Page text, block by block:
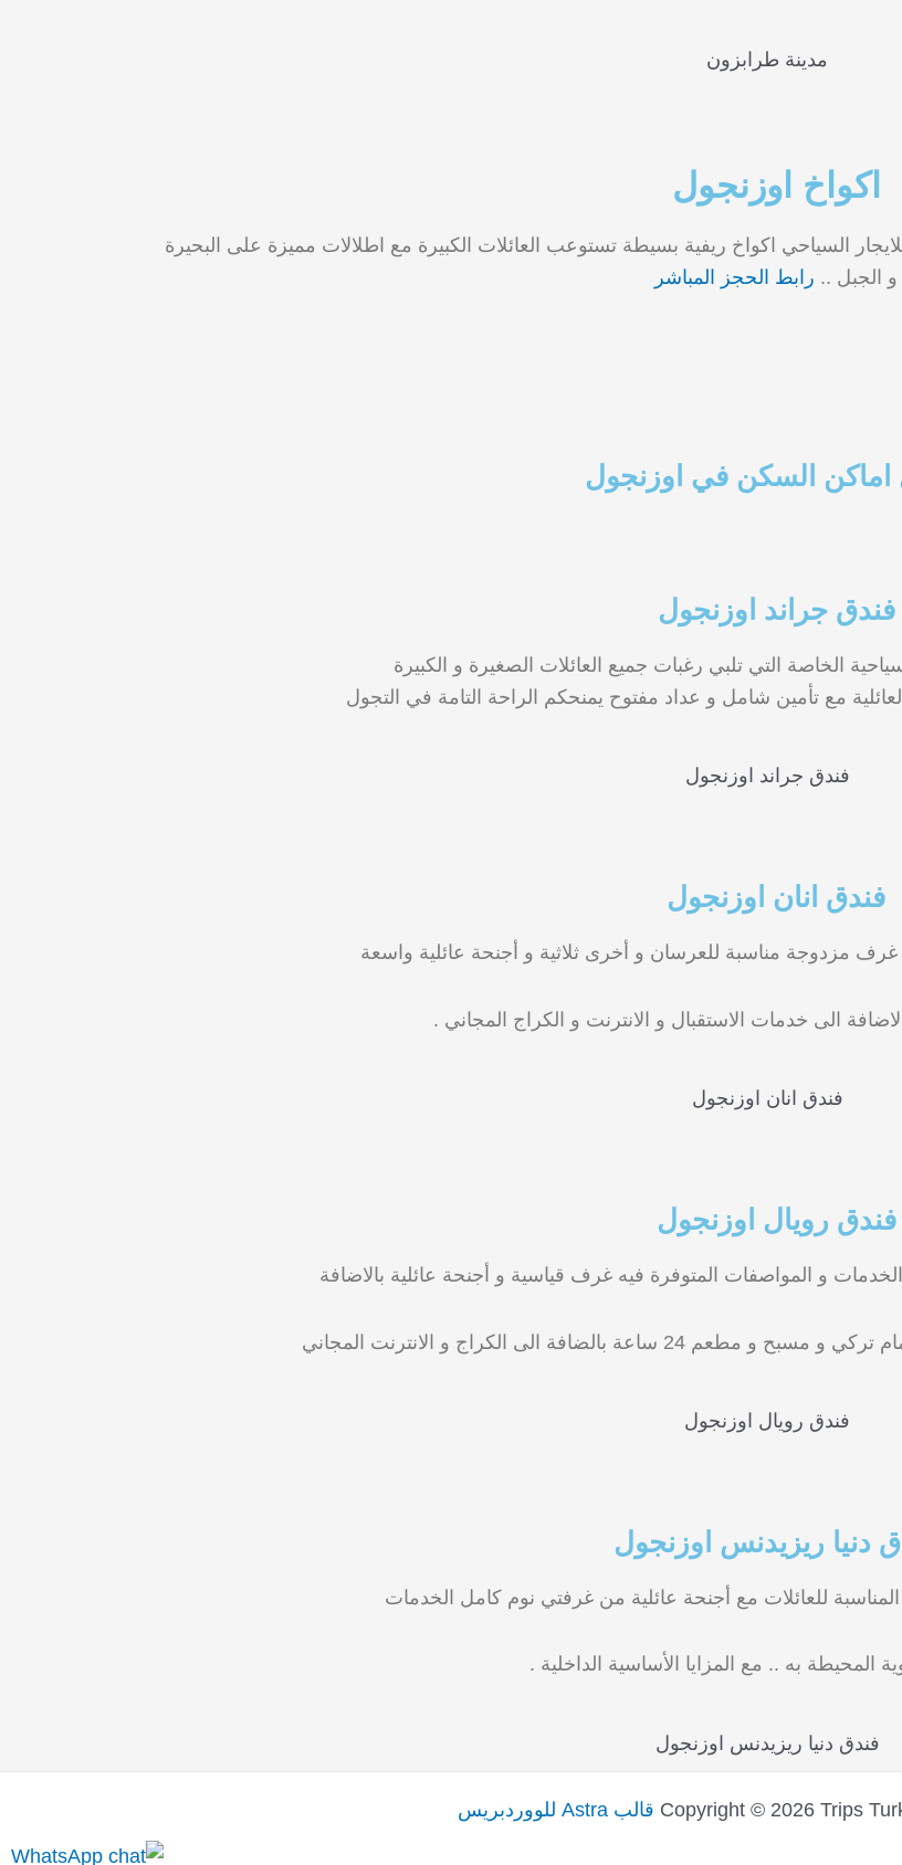
اكواخ اوزنجول
السياحي اكواخ ريفية بسيطة تستوعب العائلات الكبيرة مع اطلالات مميزة على البحيرة
و الجبل .. رابط الحجز المباشر
اماكن السكن في اوزنجول
فندق جراند اوزنجول
الخاصة التي تلبي رغبات جميع العائلات الصغيرة و الكبيرة
مع تأمين شامل و عداد مفتوح يمنحكم الراحة التامة في التجول
فندق انان اوزنجول
مزدوجة مناسبة للعرسان و أخرى ثلاثية و أجنحة عائلية واسعة
الى خدمات الاستقبال و الانترنت و الكراج المجاني .
فندق رويال اوزنجول
و المواصفات المتوفرة فيه غرف قياسية و أجنحة عائلية بالاضافة
الى الكراج و الانترنت المجاني
دنيا ريزيدنس اوزنجول
للعائلات مع أجنحة عائلية من غرفتي نوم كامل الخدمات
المحيطة به .. مع المزايا الأساسية الداخلية .
Copyright © 2026 Trips قالب Astra للووردبريس